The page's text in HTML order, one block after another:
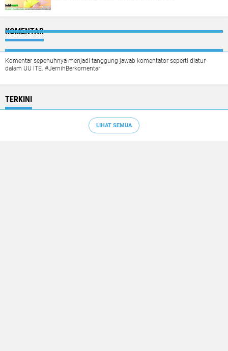
KOMENTAR
Komentar sepenuhnya menjadi tanggung jawab komentator seperti diatur
dalam UU ITE. #JernihBerkomentar
TERKINI
LIHAT SEMUA